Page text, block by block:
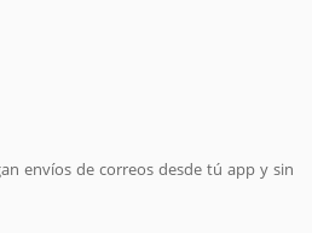
envíos de correos desde tú app y sin